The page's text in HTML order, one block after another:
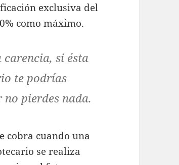
exclusiva del
como máximo.
si ésta
te podrías
pierdes nada.
cobra cuando una
se realiza